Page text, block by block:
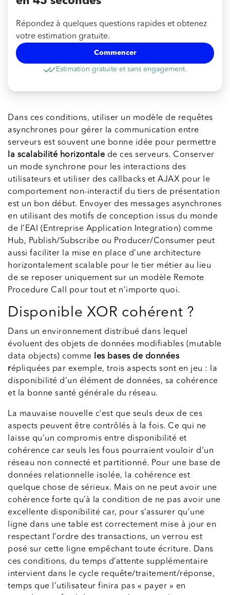
Répondez à quelques questions rapides et obtenez
votre estimation gratuite.
Commencer
Estimation gratuite et sans engagement.
Dans ces conditions, utiliser un modèle de requêtes
asynchrones pour gérer la communication entre
serveurs est souvent une bonne idée pour permettre
la scalabilité horizontale de ces serveurs. Conserver
un mode synchrone pour les interactions des
utilisateurs et utiliser des callbacks et AJAX pour le
comportement non-interactif du tiers de présentation
est un bon début. Envoyer des messages asynchrones
en utilisant des motifs de conception issus du monde
de l’EAI (Entreprise Application Integration) comme
Hub, Publish/Subscribe ou Producer/Consumer peut
aussi faciliter la mise en place d’une architecture
horizontalement scalable pour le tier métier au lieu
de se reposer uniquement sur un modèle Remote
Procedure Call pour tout et n’importe quoi.
Disponible XOR cohérent ?
Dans un environnement distribué dans lequel
évoluent des objets de données modifiables (mutable
data objects) comme
les bases de données
répliquées par exemple, trois aspects sont en jeu : la
disponibilité d’un élément de données, sa cohérence
et la bonne santé générale du réseau.
La mauvaise nouvelle c’est que seuls deux de ces
aspects peuvent être contrôlés à la fois. Ce qui ne
laisse qu’un compromis entre disponibilité et
cohérence car seuls les fous pourraient vouloir d’un
réseau non connecté et partitionné. Pour une base de
données relationnelle isolée, la cohérence est
quelque chose de sérieux. Mais on ne peut avoir une
cohérence forte qu’à la condition de ne pas avoir une
excellente disponibilité car, pour s’assurer qu’une
ligne dans une table est correctement mise à jour en
respectant l’ordre des transactions, un verrou est
posé sur cette ligne empêchant toute écriture. Dans
ces conditions, du temps d’attente supplémentaire
intervient dans le cycle requête/traitement/réponse,
temps que l’utilisateur finira pas « payer » en